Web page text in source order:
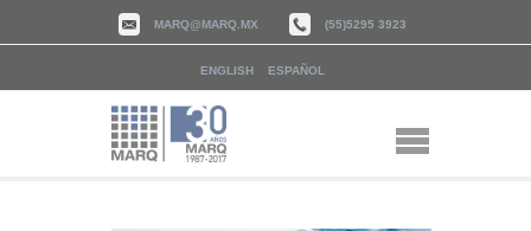
MARQ@MARQ.MX (55)5295 3923
ENGLISH ESPAÑOL